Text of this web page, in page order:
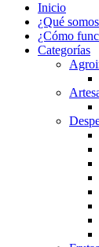
Inicio
¿Qué
¿Cómo
Categorías